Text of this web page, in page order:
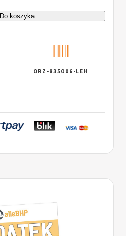
Do koszyka
ORZ-835006-LEH